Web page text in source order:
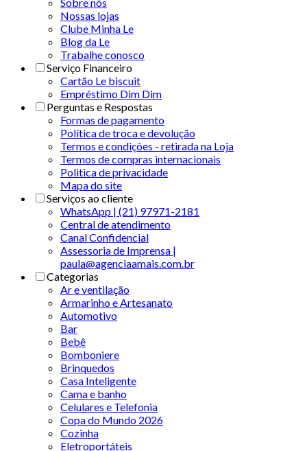
Nossas lojas
Clube Minha Le
Blog da Le
Trabalhe conosco
Serviço Financeiro
Cartão Le biscuit
Empréstimo Dim Dim
Perguntas e Respostas
Formas de pagamento
Política de troca e devolução
Termos e condições - retirada na Loja
Termos de compras internacionais
Politica de privacidade
Mapa do site
Serviços ao cliente
WhatsApp | (21) 97971-2181
Central de atendimento
Canal Confidencial
Assessoria de Imprensa |
paula@agenciaamais.com.br
Categorias
Ar e ventilação
Armarinho e Artesanato
Automotivo
Bar
Bebê
Bomboniere
Brinquedos
Casa Inteligente
Cama e banho
Celulares e Telefonia
Copa do Mundo 2026
Cozinha
Eletroportáteis